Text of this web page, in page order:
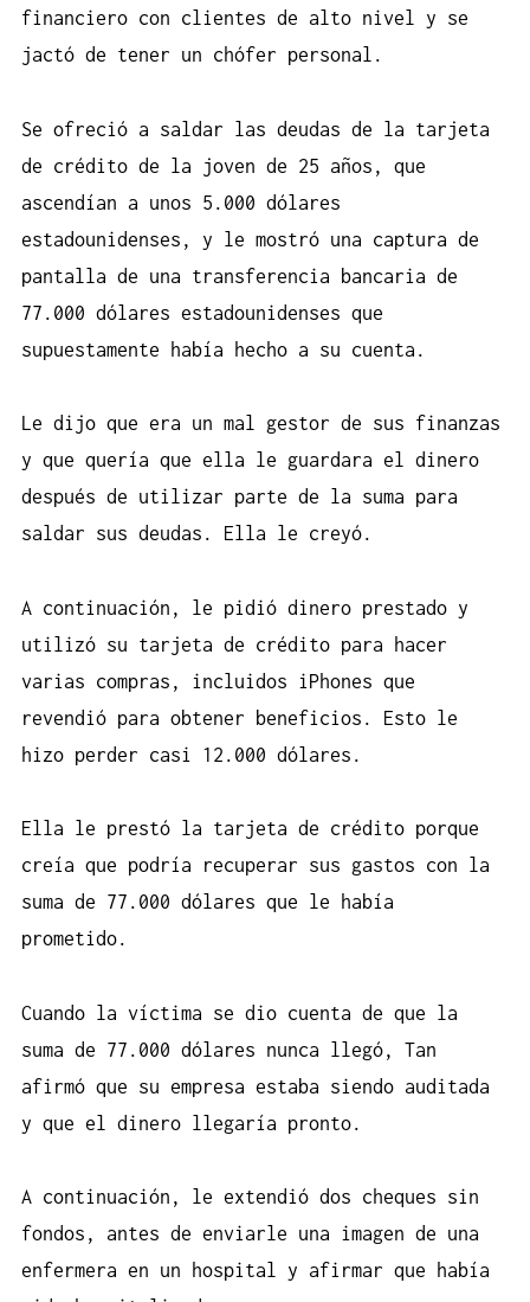
financiero con clientes de alto nivel y se
jactó de tener un chófer personal.
Se ofreció a saldar las deudas de la tarjeta
de crédito de la joven de 25 años, que
ascendían a unos 5.000 dólares
estadounidenses, y le mostró una captura de
pantalla de una transferencia bancaria de
77.000 dólares estadounidenses que
supuestamente había hecho a su cuenta.
Le dijo que era un mal gestor de sus finanzas
y que quería que ella le guardara el dinero
después de utilizar parte de la suma para
saldar sus deudas. Ella le creyó.
A continuación, le pidió dinero prestado y
utilizó su tarjeta de crédito para hacer
varias compras, incluidos iPhones que
revendió para obtener beneficios. Esto le
hizo perder casi 12.000 dólares.
Ella le prestó la tarjeta de crédito porque
creía que podría recuperar sus gastos con la
suma de 77.000 dólares que le había
prometido.
Cuando la víctima se dio cuenta de que la
suma de 77.000 dólares nunca llegó, Tan
afirmó que su empresa estaba siendo auditada
y que el dinero llegaría pronto.
A continuación, le extendió dos cheques sin
fondos, antes de enviarle una imagen de una
enfermera en un hospital y afirmar que había